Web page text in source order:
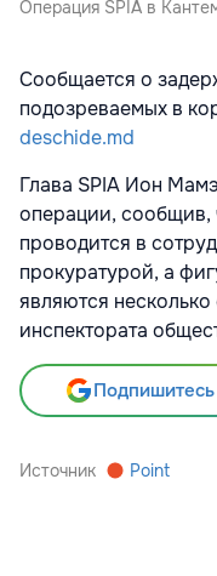
Операция SPIA в
Сообщается о
подозреваемых в
deschide.md
Глава SPIA Ион
операции, сообщив,
проводится в
прокуратурой, а
являются
инспектората
Источник Point